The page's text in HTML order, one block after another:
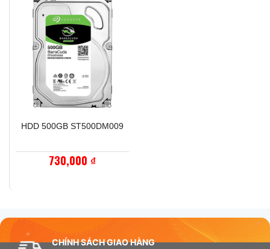
HDD 500GB ST500DM009
730,000 ₫
CHÍNH SÁCH GIAO HÀNG